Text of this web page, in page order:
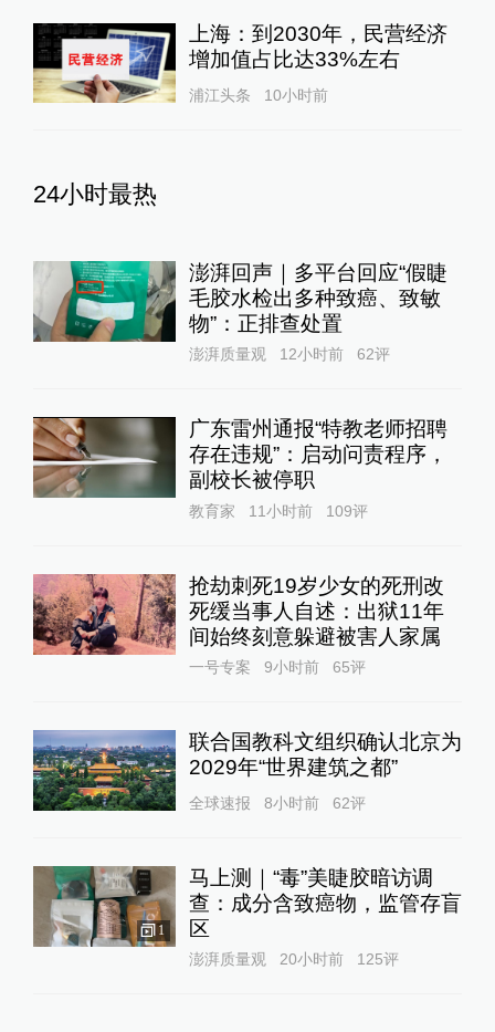
上海：到2030年，民营经济
增加值占比达33%左右
浦江头条 10小时前
24小时最热
澎湃回声｜多平台回应“假睫
毛胶水检出多种致癌、致敏
物”：正排查处置
澎湃质量观 12小时前 62评
广东雷州通报“特教老师招聘
存在违规”：启动问责程序，
副校长被停职
教育家 11小时前 109评
抢劫刺死19岁少女的死刑改
死缓当事人自述：出狱11年
间始终刻意躲避被害人家属
一号专案 9小时前 65评
联合国教科文组织确认北京为
2029年“世界建筑之都”
全球速报 8小时前 62评
1
马上测｜“毒”美睫胶暗访调
查：成分含致癌物，监管存盲
区
澎湃质量观 20小时前 125评